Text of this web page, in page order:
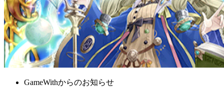
GameWithからのお知らせ